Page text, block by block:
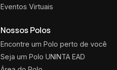
Eventos Virtuais
Nossos Polos
Encontre um Polo perto de você
Seja um Polo UNINTA EAD